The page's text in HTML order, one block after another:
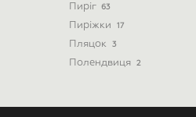
Пиріг 63
Пиріжки 17
Пляцок 3
Полендвиця 2